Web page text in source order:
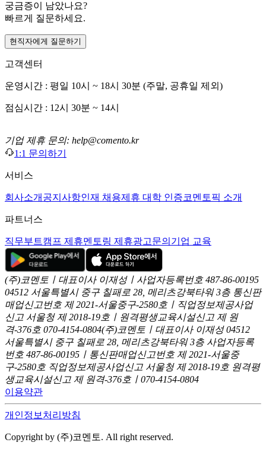
궁금증이 남았나요?
빠르게 질문하세요.
현직자에게 질문하기
고객센터
운영시간 : 평일 10시 ~ 18시 30분 (주말, 공휴일 제외)
점심시간 : 12시 30분 ~ 14시
기업 제휴 문의: help@comento.kr
1:1 문의하기
서비스
회사소개 공지사항인재 채용제휴 대학 인증코멘토픽 소개
파트너스
직무부트캠프 제휴멘토링 제휴광고문의 기업 교육
(주)코멘토ㅣ대표이사 이재성ㅣ사업자등록번호 487-86-00195
04512 서울특별시 중구 칠패로 28, 메리츠강북타워 3층 통신판
매업신고번호 제 2021-서울중구-2580호ㅣ직업정보제공사업
신고 서울청 제 2018-19호ㅣ원격평생교육시설신고 제 원
격-376호 070-4154-0804(주)코멘토ㅣ대표이사 이재성 04512
서울특별시 중구 칠패로 28, 메리츠강북타워 3층 사업자등록
번호 487-86-00195ㅣ통신판매업신고번호 제 2021-서울중
구-2580호 직업정보제공사업신고 서울청 제 2018-19호 원격평
생교육시설신고 제 원격-376호ㅣ070-4154-0804
이용약관
개인정보처리방침
Copyright by (주)코멘토. All right reserved.